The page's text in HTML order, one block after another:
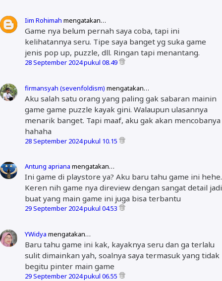
Iim Rohimah mengatakan…
Game nya belum pernah saya coba, tapi ini
kelihatannya seru. Tipe saya banget yg suka game
jenis pop up, puzzle, dll. Ringan tapi menantang.
28 September 2024 pukul 08.49
firmansyah (sevenfoldism) mengatakan…
Aku salah satu orang yang paling gak sabaran mainin
game game puzzle kayak gini. Walaupun ulasannya
menarik banget. Tapi maaf, aku gak akan mencobanya
hahaha
28 September 2024 pukul 10.15
Antung apriana mengatakan…
Ini game di playstore ya? Aku baru tahu game ini hehe.
Keren nih game nya direview dengan sangat detail jadi
buat yang main game ini juga bisa terbantu
29 September 2024 pukul 04.53
YWidya mengatakan…
Baru tahu game ini kak, kayaknya seru dan ga terlalu
sulit dimainkan yah, soalnya saya termasuk yang tidak
begitu pinter main game
29 September 2024 pukul 06.55